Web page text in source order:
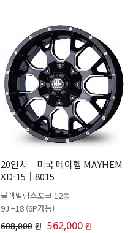
20인치│미국 메이헴 MAYHEM
XD-15│8015
블랙밀링스포크 12홀
9J +18 (6P가능)
608,000 원 562,000 원